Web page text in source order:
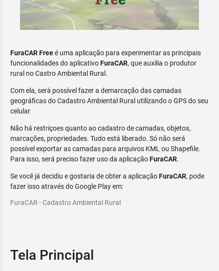
FuraCAR Freeé uma aplicação para experimentar as principais
funcionalidades do aplicativoFuraCAR, que auxilia o produtor
rural no Castro Ambiental Rural.
Com ela, será possível fazer a demarcação das camadas
geográficas do Cadastro Ambiental Rural utilizando o GPS do seu
celular
Não há restriçoes quanto ao cadastro de camadas, objetos,
marcações, propriedades. Tudo está liberado. Só não será
possível exportar as camadas para arquivos KML ou Shapefile.
Para isso, será preciso fazer uso da aplicaçãoFuraCAR.
Se você já decidiu e gostaria de obter a aplicaçãoFuraCAR, pode
fazer isso através do Google Play em:
FuraCAR - Cadastro Ambiental Rural
Tela Principal